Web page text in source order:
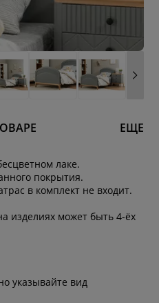
ЕЩЕ
лаке.
покрытия.
в комплект не входит.
изделиях может быть 4-ёх
указывайте вид